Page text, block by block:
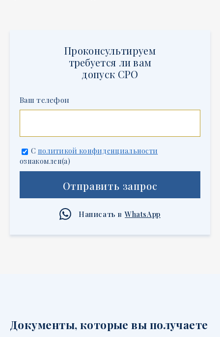
Проконсультируем
требуется ли вам
допуск СРО
Ваш телефон
С политикой конфиденциальности
ознакомлен(а)
Отправить запрос
Написать в WhatsApp
Документы, которые вы получаете